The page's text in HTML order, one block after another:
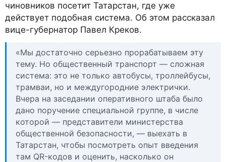
чиновников посетит Татарстан, где уже
действует подобная система. Об этом рассказал
вице-губернатор Павел Креков.
«Мы достаточно серьезно прорабатываем эту
тему. Но общественный транспорт — сложная
система: это не только автобусы, троллейбусы,
трамваи, но и междугородние электрички.
Вчера на заседании оперативного штаба было
дано поручение специальной группе, в числе
которой — представители министерства
общественной безопасности, — выехать в
Татарстан, чтобы посмотреть опыт введения
там QR-кодов и оценить, насколько он